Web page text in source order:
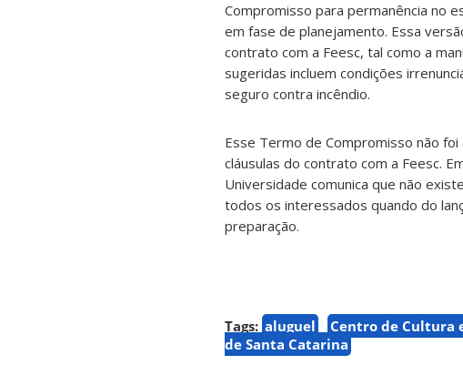
Compromisso para permanência no
em fase de planejamento. Essa
contrato com a Feesc, tal como a
sugeridas incluem condições
seguro contra incêndio.
Esse Termo de Compromisso não
cláusulas do contrato com a Feesc.
Universidade comunica que não
todos os interessados quando do
preparação.
Tags: aluguel Centro de Cultura
de Santa Catarina